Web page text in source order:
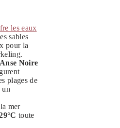
les eaux
sables
pour la
Anse Noire
plages de
un
mer
toute